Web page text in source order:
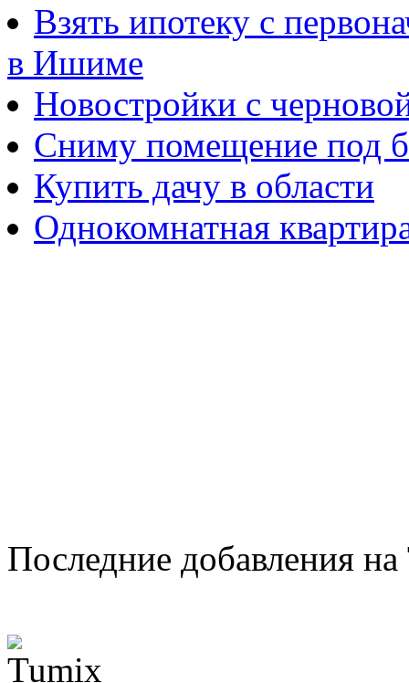
Взять ипотеку с
в Ишиме
Новостройки с
Сниму помещение под
Купить дачу в области
Однокомнатная
Последние добавления